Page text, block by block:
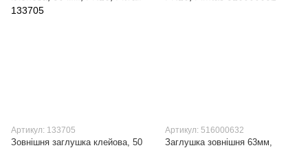
Артикул: 133705
Зовнішня заглушка клейова, 50
Артикул: 516000632
Заглушка зовнішня 63мм,